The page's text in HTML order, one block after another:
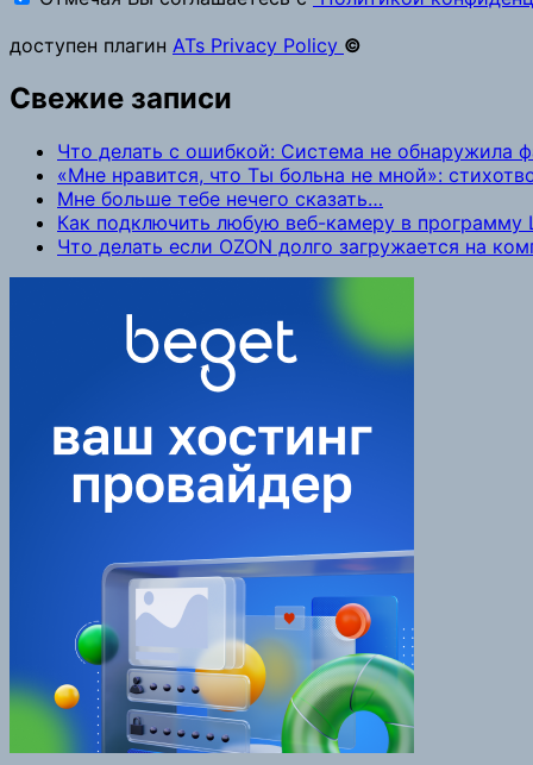
доступен плагин ATs Privacy Policy ©
Свежие записи
Что делать с ошибкой: Система не обнаружила
«Мне нравится, что Ты больна не мной»:
Мне больше тебе нечего сказать…
Как подключить любую веб-камеру в программу
Что делать если OZON долго загружается на